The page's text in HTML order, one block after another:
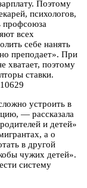
Поэтому
психологов,
профсоюза
всех
себе нанять
преподает». При
хватает, поэтому
ставки.
устроить в
— рассказала
и детей»
а о
в другой
чужих детей».
систему